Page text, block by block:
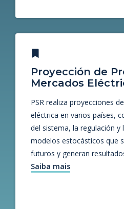
Proyección de
Mercados
PSR realiza proyecciones
eléctrica en varios países,
del sistema, la regulación y
modelos estocásticos que
futuros y generan
Saiba mais